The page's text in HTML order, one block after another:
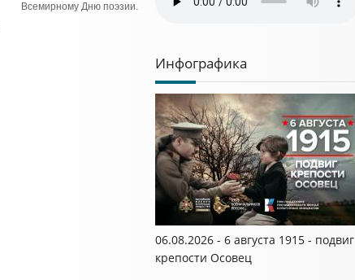
Всемирному Дню поэзии.
Инфографика
06.08.2026 - 6 августа 1915 - подвиг
крепости Осовец